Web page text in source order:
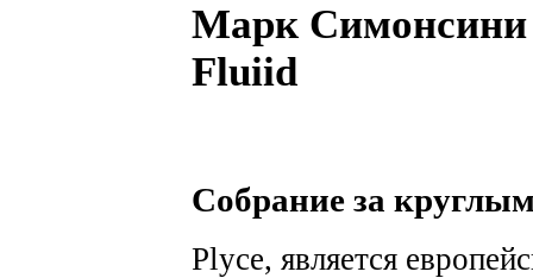
Марк Симонсини
Fluiid
Собрание за
Plyce, является